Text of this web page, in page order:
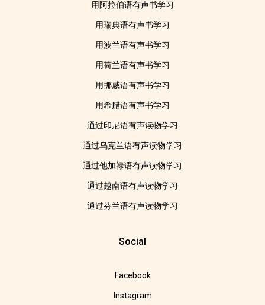
用阿拉伯语有声书学习
用瑞典语有声书学习
用波兰语有声书学习
用荷兰语有声书学习
用挪威语有声书学习
用希腊语有声书学习
通过印尼语有声读物学习
通过乌克兰语有声读物学习
通过他加禄语有声读物学习
通过越南语有声读物学习
通过芬兰语有声读物学习
Social
Facebook
Instagram